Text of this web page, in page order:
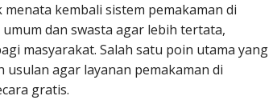
kembali sistem pemakaman di
dan swasta agar lebih tertata,
masyarakat. Salah satu poin utama yang
usulan agar layanan pemakaman di
gratis.